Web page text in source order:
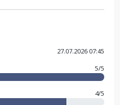
27.07.2026 07:45
5/5
4/5